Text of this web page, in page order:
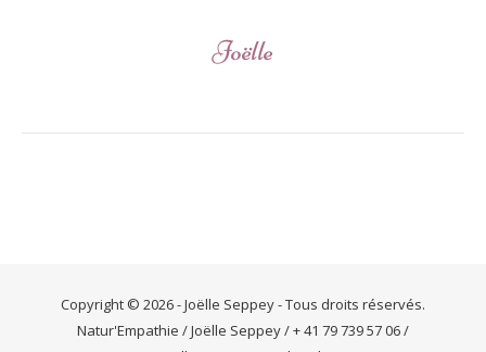
Joëlle
Copyright © 2026 - Joëlle Seppey - Tous droits réservés.
Natur'Empathie / Joëlle Seppey / + 41 79 739 57 06 /